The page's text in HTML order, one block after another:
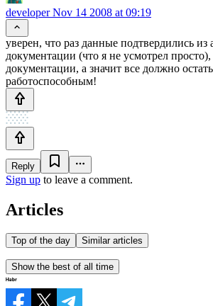
developerNov 14 2008 at 09:19
уверен, что раз данные подтвердились из
документации (что я не усмотрел просто),
документации, а значит все должно
работоспособным!
Reply
Sign up to leave a comment.
Articles
Top of the day Similar articles
Show the best of all time